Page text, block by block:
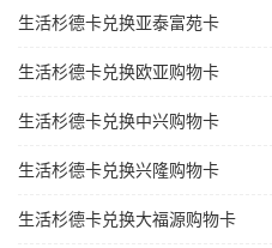
生活杉德卡兑换亚泰富苑卡
生活杉德卡兑换欧亚购物卡
生活杉德卡兑换中兴购物卡
生活杉德卡兑换兴隆购物卡
生活杉德卡兑换大福源购物卡